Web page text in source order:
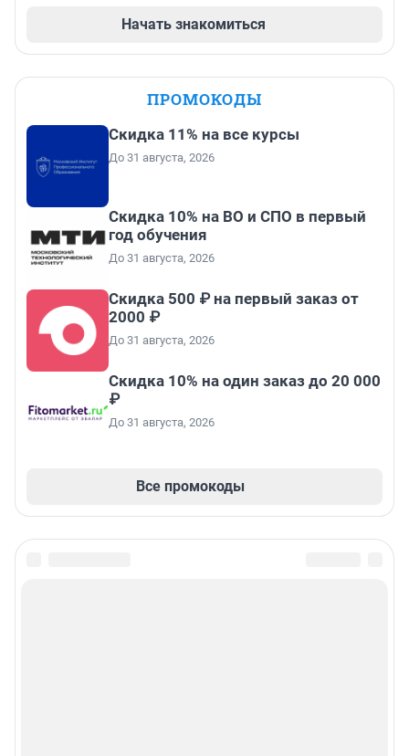
Начать знакомиться
ПРОМОКОДЫ
Скидка 11% на все курсы
До 31 августа, 2026
Скидка 10% на ВО и СПО в первый
год обучения
До 31 августа, 2026
Скидка 500 ₽ на первый заказ от
2000 ₽
До 31 августа, 2026
Скидка 10% на один заказ до 20 000
₽
До 31 августа, 2026
Все промокоды